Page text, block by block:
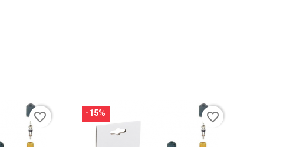
favorite_border -15% favorite_border